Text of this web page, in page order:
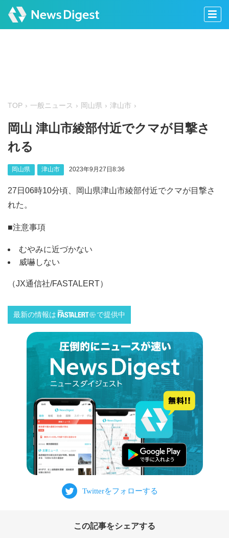
TOP 一般ニュース 岡山県 津山市
岡山 津山市綾部付近でクマが目撃さ
れる
岡山県 津山市 2023年9月27日8:36
27日06時10分頃、岡山県津山市綾部付近でクマが目撃さ
れた。
■注意事項
むやみに近づかない
威嚇しない
（JX通信社/FASTALERT）
最新の情報は で提供中
この記事をシェアする